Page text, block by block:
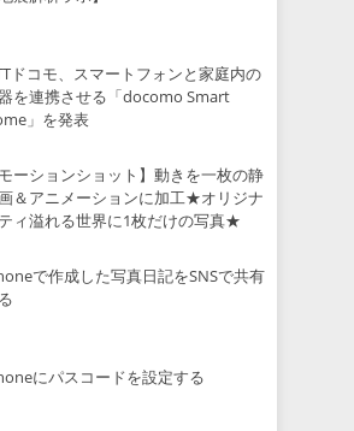
ドコモ、スマートフォンと家庭内の
を連携させる「docomo Smart
」を発表
モーションショット】動きを一枚の静
＆アニメーションに加工★オリジナ
ィ溢れる世界に1枚だけの写真★
で作成した写真日記をSNSで共有
にパスコードを設定する